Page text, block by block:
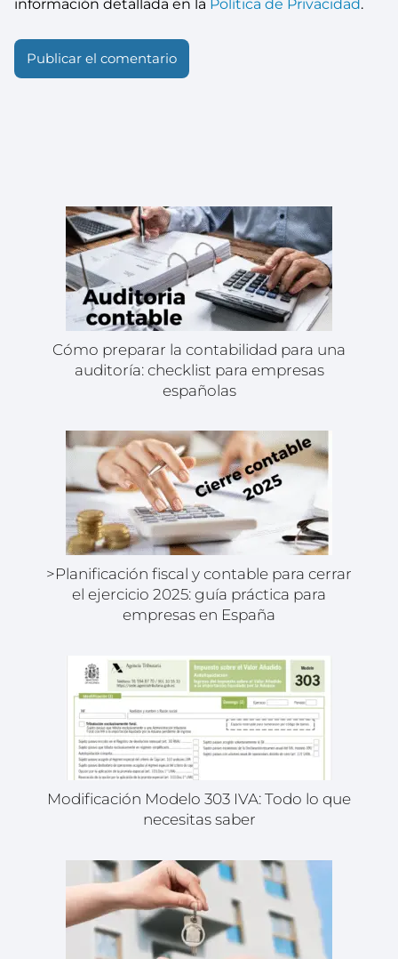
información detallada en la Política de Privacidad.
Cómo preparar la contabilidad para una
auditoría: checklist para empresas
españolas
>Planificación fiscal y contable para cerrar
el ejercicio 2025: guía práctica para
empresas en España
Modificación Modelo 303 IVA: Todo lo que
necesitas saber